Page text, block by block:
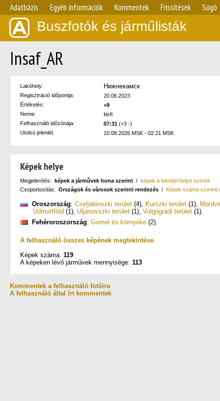
Adatbázis Egyéb információk Kommentek Frissítések Súgó
Buszfotók és járműlisták
Insaf_AR
Lakóhely: Нижнекамск
Regisztráció időpontja:
20.06.2023
Értékelés:
+9
Neme:
férfi
Felhasználó időzónája:
07:31 (+3 -)
Utolsó jelenlét:
10.08.2026 MSK - 02:21 MSK
Képek helye
Megjelenítés: képek a járművek hona szerint / képek a felvétel helye szerint
Csoportosítás: Országok és városok szerinti rendezés / Képek száma szerinti
Oroszország: Cseljabinszki terület (4), Kurszki terület (1),
Udmurtföld (1), Uljanovszki terület (1), Volgográdi terület (1).
Fehéroroszország: Gomel és környéke (2).
A felhasználó összes képének megtekintése
Képek száma: 119
A képeken lévő járművek mennyisége: 113
Kommentek a felhasználó fotóira
A felhasználó által írt kommentek